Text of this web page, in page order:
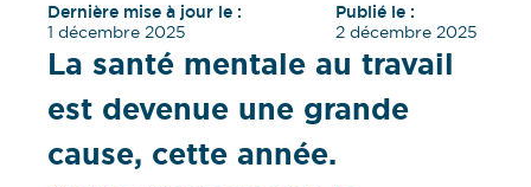
Dernière mise à jour le :
1 décembre 2025
Publié le :
2 décembre 2025
La santé mentale au travail
est devenue une grande
cause, cette année.